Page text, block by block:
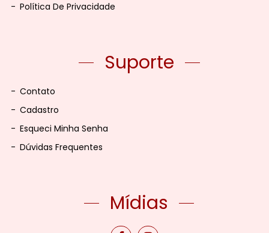
- Política De Privacidade
Suporte
- Contato
- Cadastro
- Esqueci Minha Senha
- Dúvidas Frequentes
Mídias